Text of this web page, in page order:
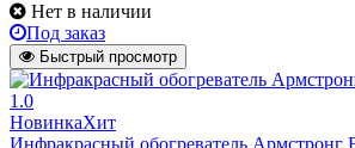
Нет в наличии
Под заказ
Быстрый просмотр
НовинкаХит
Инфракрасный обогреватель